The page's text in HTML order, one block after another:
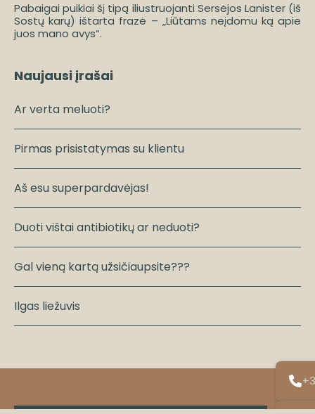
Pabaigai puikiai šį tipą iliustruojanti Sersėjos Lanister (iš
Sostų karų) ištarta frazė – „Liūtams neįdomu ką apie
juos mano avys“.
Naujausi įrašai
Ar verta meluoti?
Pirmas prisistatymas su klientu
Aš esu superpardavėjas!
Duoti vištai antibiotikų ar neduoti?
Gal vieną kartą užsičiaupsite???
Ilgas liežuvis